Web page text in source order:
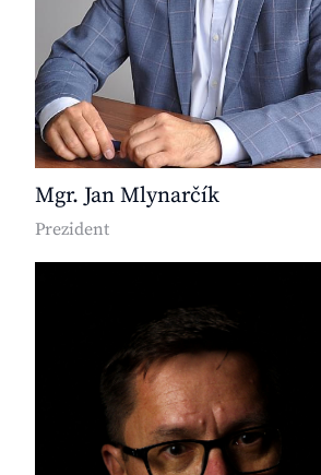
Mgr. Jan Mlynarčík
Prezident